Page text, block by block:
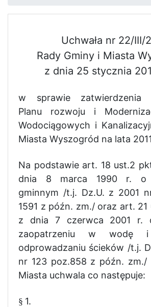
Uchwała nr 22/III/
Rady Gminy i Miasta
z dnia 25 stycznia
w sprawie zatwierdzenia
Planu rozwoju i
Wodociągowych i
Miasta Wyszogród na lata
Na podstawie art. 18 ust.2
dnia 8 marca 1990 r. o
gminnym /t.j. Dz.U. z 2001
1591 z późn. zm./ oraz art.
z dnia 7 czerwca 2001 r.
zaopatrzeniu w wodę i
odprowadzaniu ścieków /t.j.
nr 123 poz.858 z późn. zm./
Miasta uchwala co następuje:
§ 1.